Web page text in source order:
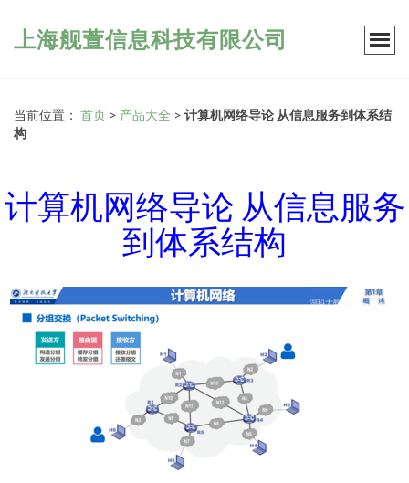
上海舰萱信息科技有限公司
当前位置： 首页 > 产品大全 > 计算机网络导论 从信息服务到体系结
构
计算机网络导论 从信息服务
到体系结构